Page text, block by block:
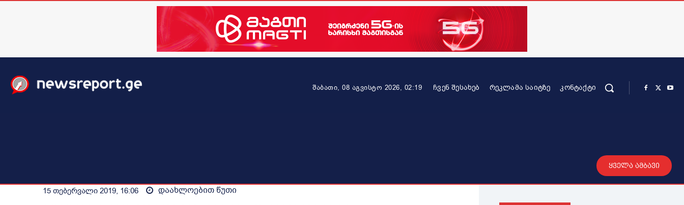
შაბათი, 08 აგვისტო 2026, 02:19 ᲩᲕᲔᲜ ᲨᲔᲡᲐᲮᲔᲑ ᲠᲔᲙᲚᲐᲛᲐ ᲡᲐᲘᲢᲖᲔ ᲙᲝᲜᲢᲐᲥᲢᲘ
ყველა ამბავი
15 თებერვალი 2019, 16:06 დაახლოებით წუთი